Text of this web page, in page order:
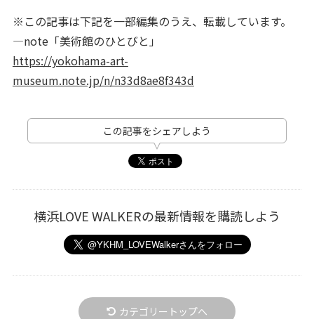
※この記事は下記を一部編集のうえ、転載しています。
―note「美術館のひとびと」
https://yokohama-art-
museum.note.jp/n/n33d8ae8f343d
この記事をシェアしよう
横浜LOVE WALKERの最新情報を購読しよう
カテゴリートップへ